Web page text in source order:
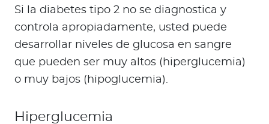
Si la diabetes tipo 2 no se diagnostica y
controla apropiadamente, usted puede
desarrollar niveles de glucosa en sangre
que pueden ser muy altos (hiperglucemia)
o muy bajos (hipoglucemia).
Hiperglucemia